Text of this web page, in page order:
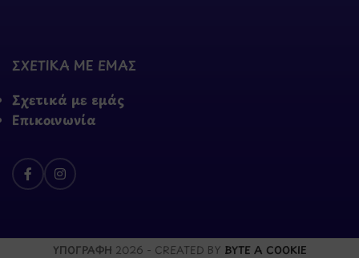
ΣΧΕΤΙΚΑ ΜΕ ΕΜΑΣ
Σχετικά με εμάς
Επικοινωνία
ΥΠΟΓΡΑΦΗ 2026 - CREATED BY BYTE A COOKIE